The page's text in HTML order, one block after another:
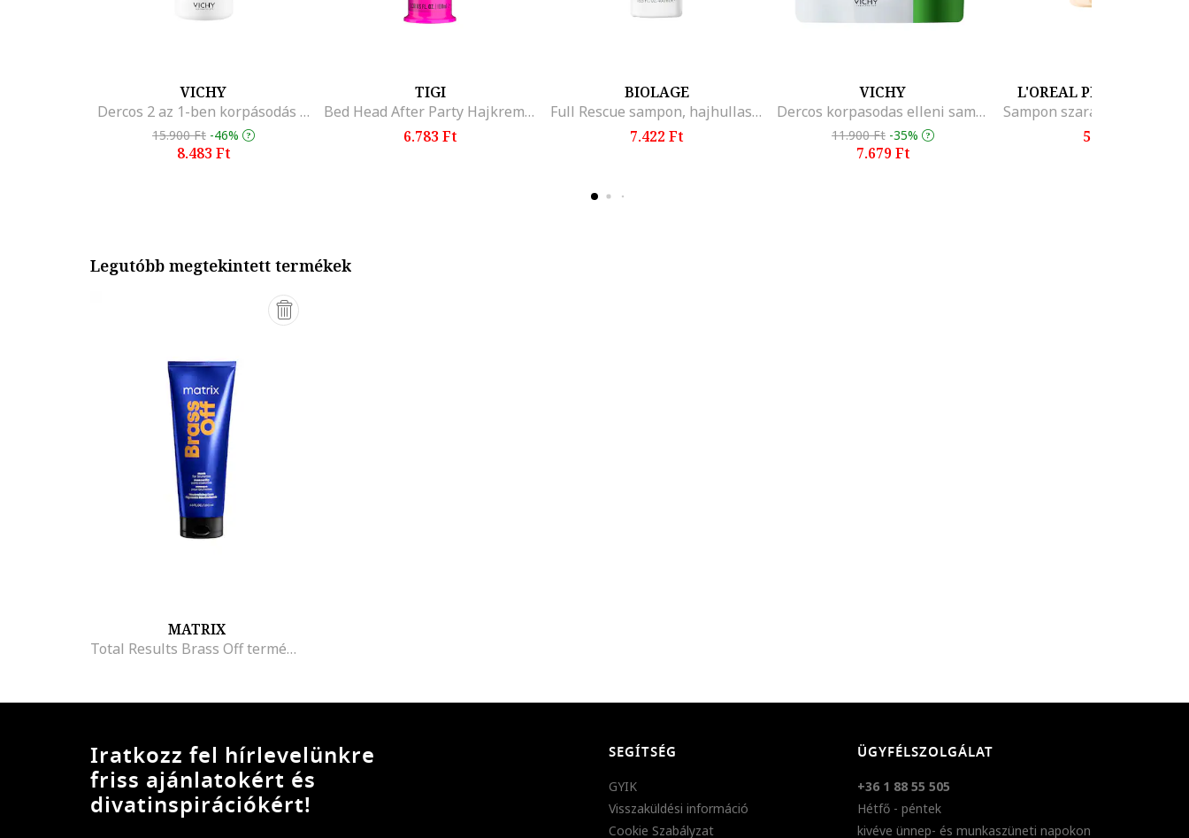
VICHY
Dercos 2 az 1-ben korpásodás elleni sampon és balzsam minden hajtípusra, 390 ml
15.900 Ft -46%
8.483 Ft
TIGI
Bed Head After Party Hajkrem, 100 ml
6.783 Ft
BIOLAGE
Full Rescue sampon, hajhullas ellen, rozmaringolajjal es niacinamiddal, 400ml, 400 ml
7.422 Ft
VICHY
Dercos korpasodas elleni sampon szaraz hajra, 0.39 l
11.900 Ft -35%
7.679 Ft
L'OREAL
5.984 Ft
Legutóbb megtekintett termékek
MATRIX
Total Results Brass Off természetesen neutralizáló maszk szőkített hajra, 200 ml
Iratkozz fel hírlevelünkre
friss ajánlatokért és
divatinspirációkért!
SEGÍTSÉG
GYIK
Visszaküldési információ
Cookie Szabályzat
ÜGYFÉLSZOLGÁLAT
+36 1 88 55 505
Hétfő - péntek
kivéve ünnep- és munkaszüneti napokon